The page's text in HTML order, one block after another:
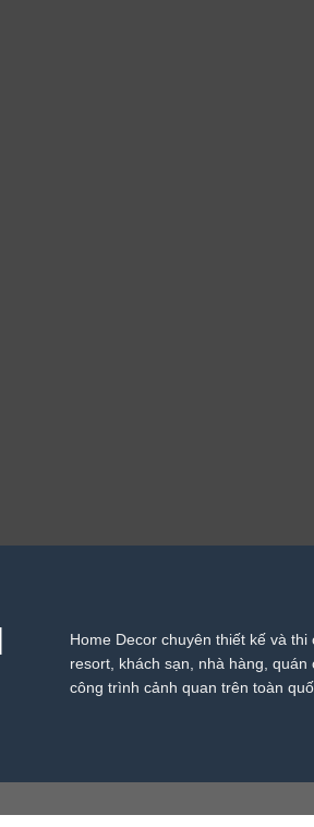
Home Decor chuyên thiết kế và
resort, khách sạn, nhà hàng,
công trình cảnh quan trên toàn